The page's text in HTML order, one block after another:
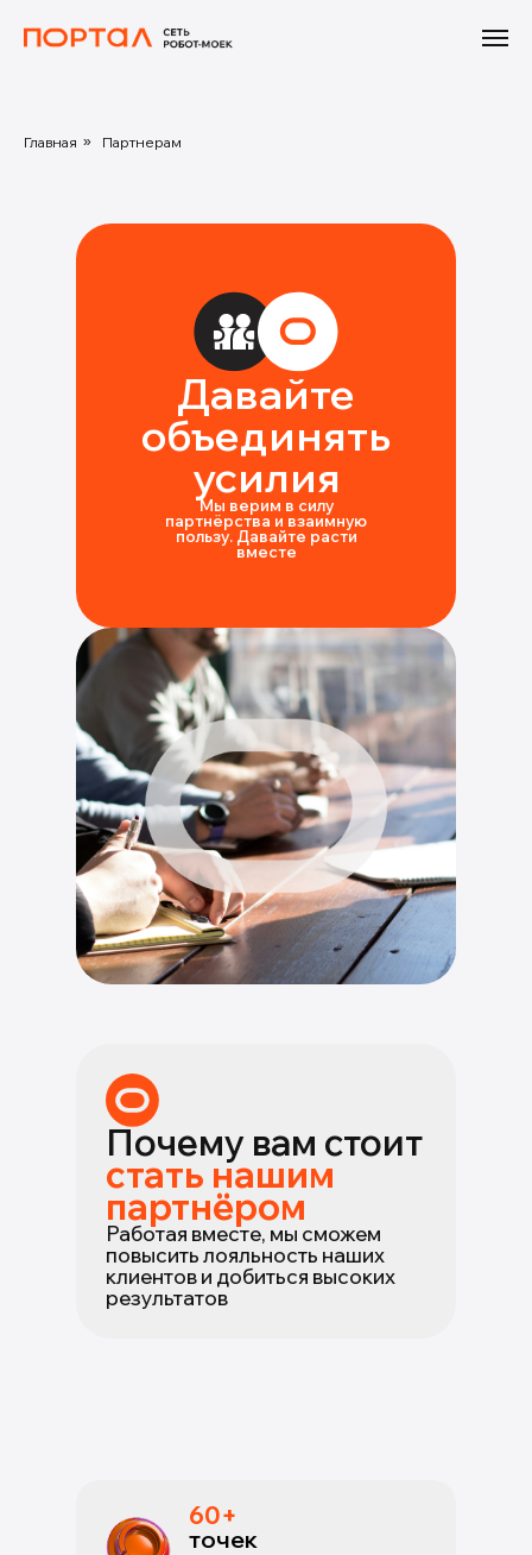
Главная » Партнерам
Давайте
объединять
усилия
Мы верим в силу
партнёрства и взаимную
пользу. Давайте расти
вместе
Почему вам стоит
стать нашим
партнёром
Работая вместе, мы сможем
повысить лояльность наших
клиентов и добиться высоких
результатов
60+
точек